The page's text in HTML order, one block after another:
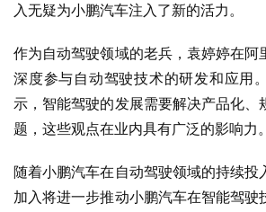
入无疑为小鹏汽车注入了新的活力。
作为自动驾驶领域的老兵，袁婷婷在阿
深度参与自动驾驶技术的研发和应用
示，智能驾驶的发展需要解决产品化、
题，这些观点在业内具有广泛的影响力。
随着小鹏汽车在自动驾驶领域的持续投
加入将进一步推动小鹏汽车在智能驾驶